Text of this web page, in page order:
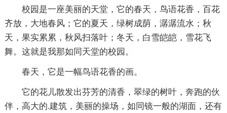
校园是一座美丽的天堂，它的春天，鸟语花香，百花
齐放，大地春风；它的夏天，绿树成荫，潺潺流水；秋
天，果实累累，秋风扫落叶；冬天，白雪皑皑，雪花飞
舞。这就是我那如同天堂的校园。
春天，它是一幅鸟语花香的画。
它的花儿散发出芬芳的清香，翠绿的树叶，奔跑的伙
伴，高大的.建筑，美丽的操场，如同镜一般的湖面，还有